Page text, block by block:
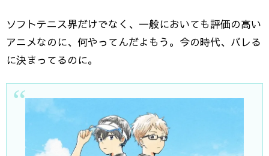
ソフトテニス界だけでなく、一般においても評価の高い
アニメなのに、何やってんだよもう。今の時代、バレる
に決まってるのに。